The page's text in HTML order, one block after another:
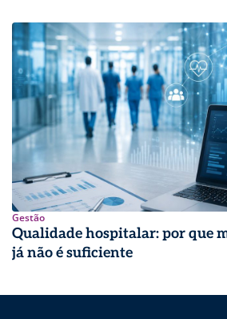
Gestão
Qualidade hospitalar: por que
já não é suficiente